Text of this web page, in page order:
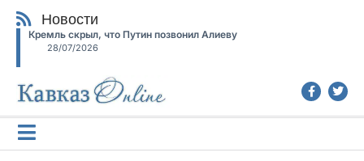
Новости
Кремль скрыл, что Путин позвонил Алиеву
28/07/2026